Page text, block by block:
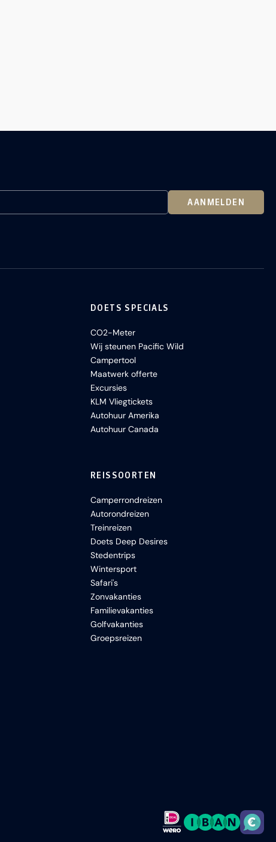
AANMELDEN
DOETS SPECIALS
CO2-Meter
Wij steunen Pacific Wild
Campertool
Maatwerk offerte
Excursies
KLM Vliegtickets
Autohuur Amerika
Autohuur Canada
REISSOORTEN
Camperrondreizen
Autorondreizen
Treinreizen
Doets Deep Desires
Stedentrips
Wintersport
Safari's
Zonvakanties
Familievakanties
Golfvakanties
Groepsreizen